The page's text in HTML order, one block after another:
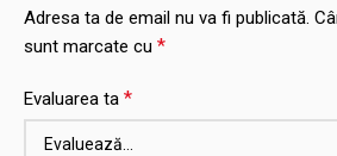
Adresa ta de email nu va fi publicată.
sunt marcate cu *
Evaluarea ta *